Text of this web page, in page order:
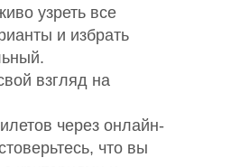
узреть все
и избрать
взгляд на
через онлайн-
что вы